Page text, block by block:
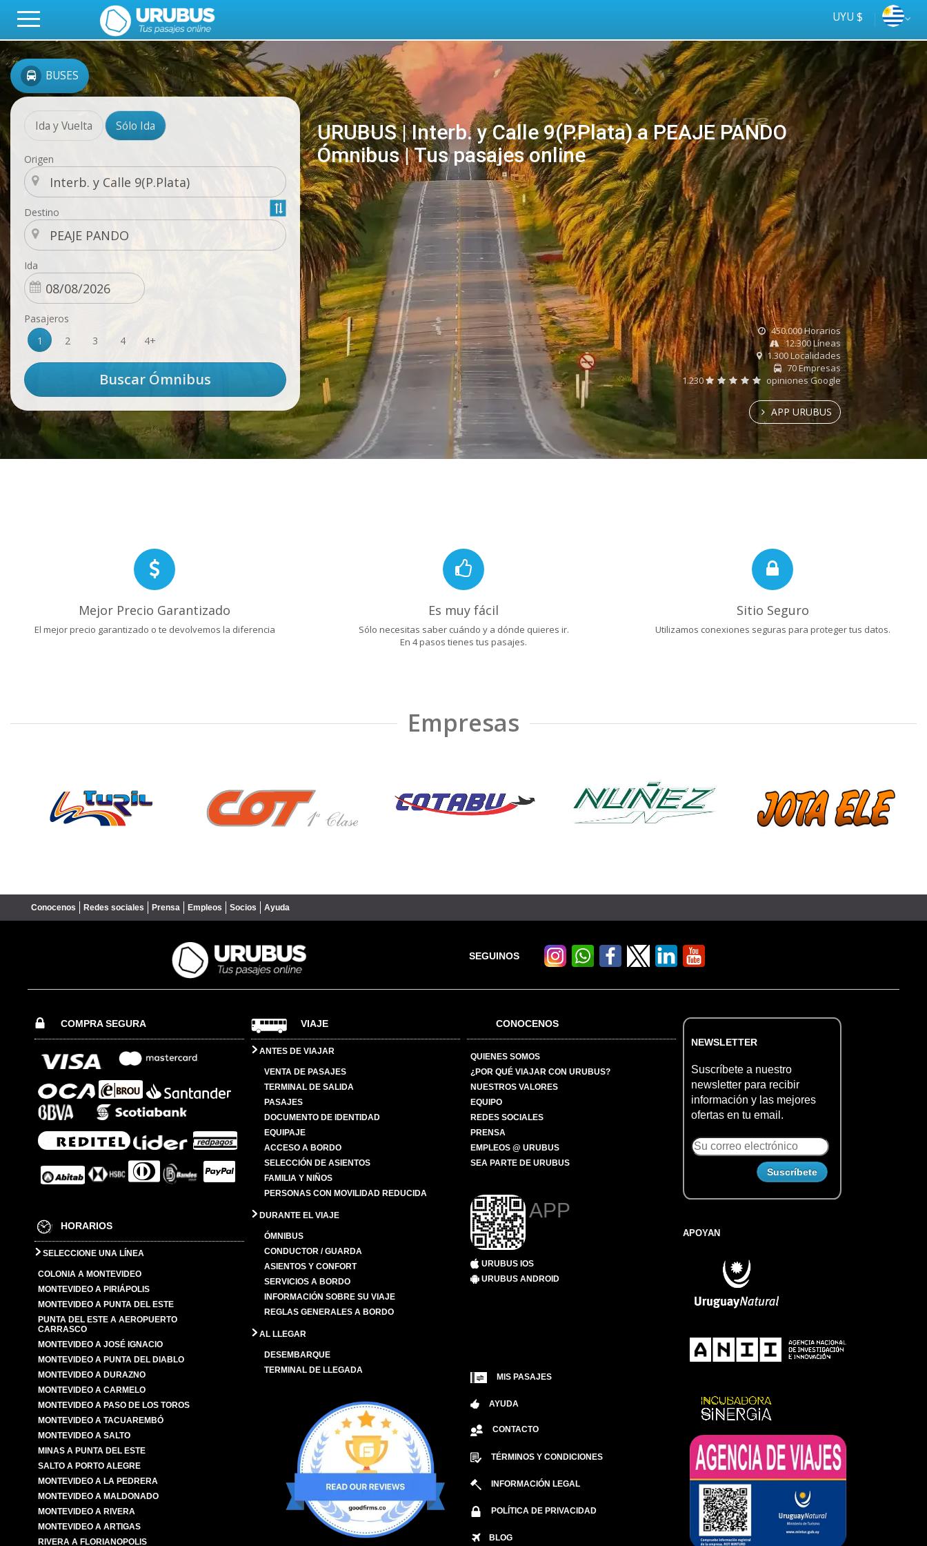
UYU $
BUSES
Ida y Vuelta Sólo Ida
Origen
Destino
Ida
Pasajeros
1
2 3 4 4+
URUBUS | Interb. y Calle 9(P.Plata) a PEAJE PANDO
Ómnibus | Tus pasajes online
online
Tus
ómnibus
450.000 Horarios
12.300 Líneas
1.300 Localidades
70 Empresas
1.230
opiniones Google
APP URUBUS
Mejor Precio Garantizado
El mejor precio garantizado o te devolvemos la diferencia
Es muy fácil
Sólo necesitas saber cuándo y a dónde quieres ir.
En 4 pasos tienes tus pasajes.
Sitio Seguro
Utilizamos conexiones seguras para proteger tus datos.
Empresas
Conocenos Redes sociales Prensa Empleos Socios Ayuda
SEGUINOS
COMPRA SEGURA
HORARIOS
SELECCIONE UNA LÍNEA
COLONIA A MONTEVIDEO
MONTEVIDEO A PIRIÁPOLIS
MONTEVIDEO A PUNTA DEL ESTE
PUNTA DEL ESTE A AEROPUERTO
CARRASCO
MONTEVIDEO A JOSÉ IGNACIO
MONTEVIDEO A PUNTA DEL DIABLO
MONTEVIDEO A DURAZNO
MONTEVIDEO A CARMELO
MONTEVIDEO A PASO DE LOS TOROS
MONTEVIDEO A TACUAREMBÓ
MONTEVIDEO A SALTO
MINAS A PUNTA DEL ESTE
SALTO A PORTO ALEGRE
MONTEVIDEO A LA PEDRERA
MONTEVIDEO A MALDONADO
MONTEVIDEO A RIVERA
MONTEVIDEO A ARTIGAS
RIVERA A FLORIANOPOLIS
VIAJE
ANTES DE VIAJAR
VENTA DE PASAJES
TERMINAL DE SALIDA
PASAJES
DOCUMENTO DE IDENTIDAD
EQUIPAJE
ACCESO A BORDO
SELECCIÓN DE ASIENTOS
FAMILIA Y NIÑOS
PERSONAS CON MOVILIDAD REDUCIDA
DURANTE EL VIAJE
ÓMNIBUS
CONDUCTOR / GUARDA
ASIENTOS Y CONFORT
SERVICIOS A BORDO
INFORMACIÓN SOBRE SU VIAJE
REGLAS GENERALES A BORDO
AL LLEGAR
DESEMBARQUE
TERMINAL DE LLEGADA
CONOCENOS
QUIENES SOMOS
¿POR QUÉ VIAJAR CON URUBUS?
NUESTROS VALORES
EQUIPO
REDES SOCIALES
PRENSA
EMPLEOS @ URUBUS
SEA PARTE DE URUBUS
APP
URUBUS IOS
URUBUS ANDROID
MIS PASAJES
AYUDA
CONTACTO
TÉRMINOS Y CONDICIONES
INFORMACIÓN LEGAL
POLÍTICA DE PRIVACIDAD
BLOG
NEWSLETTER
Suscríbete a nuestro
newsletter para recibir
información y las mejores
ofertas en tu email.
APOYAN